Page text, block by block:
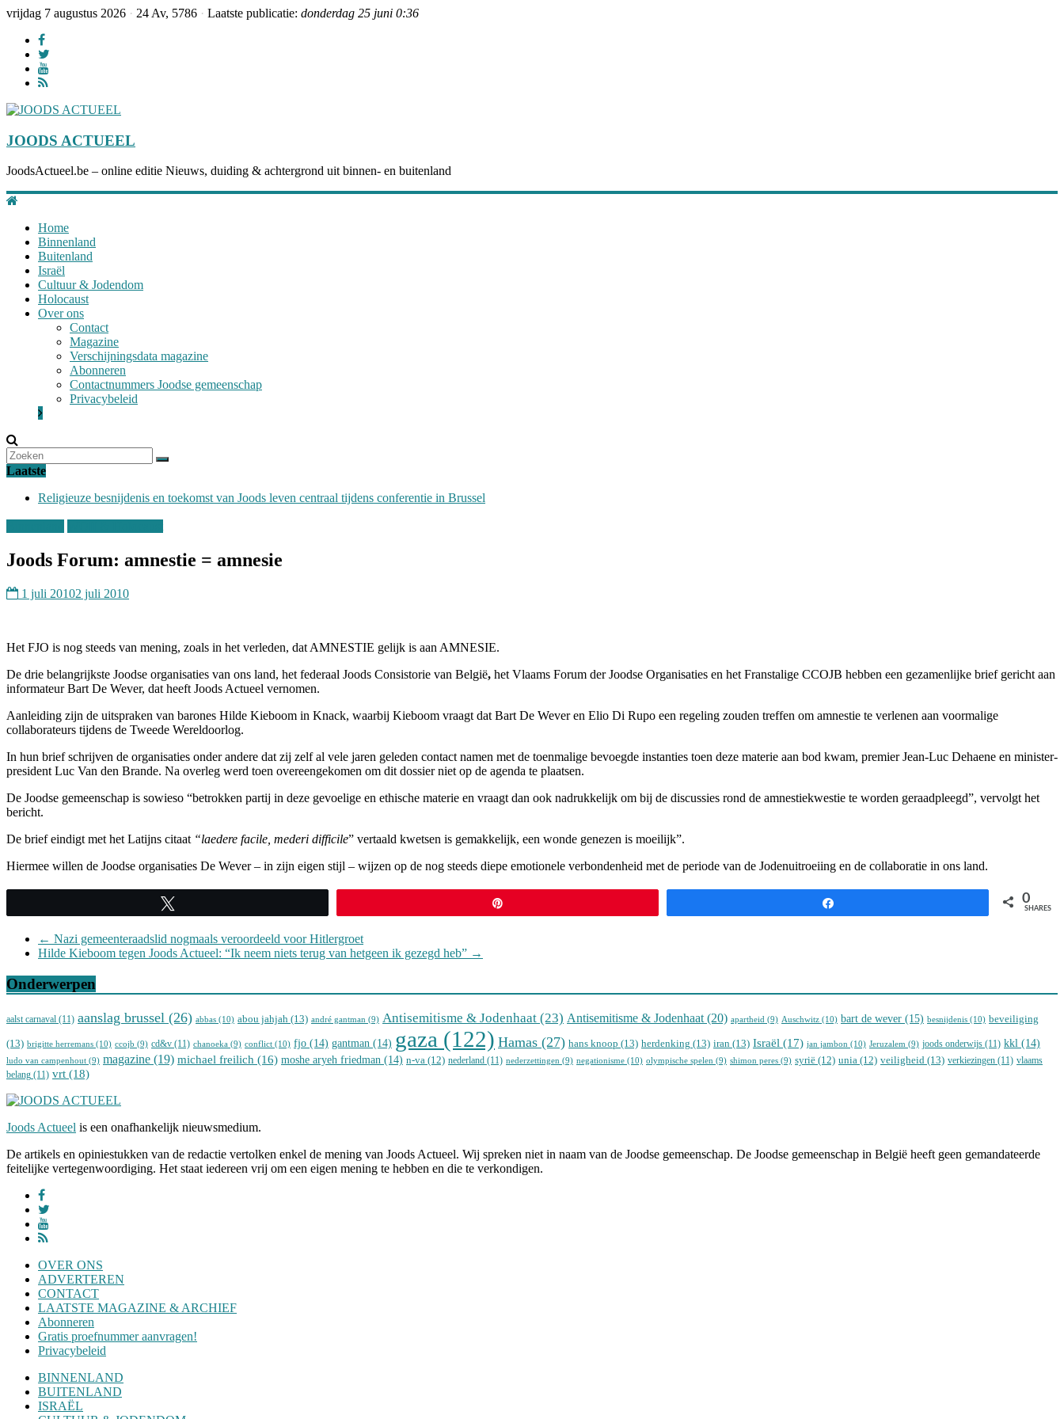
vrijdag 7 augustus 2026 · 24 Av, 5786 · Laatste publicatie: donderdag 25 juni 0:36
JOODS ACTUEEL
JoodsActueel.be – online editie Nieuws, duiding & achtergrond uit binnen- en buitenland
Home
Binnenland
Buitenland
Israël
Cultuur & Jodendom
Holocaust
Over ons
Contact
Magazine
Verschijningsdata magazine
Abonneren
Contactnummers Joodse gemeenschap
Privacybeleid
Laatste
Religieuze besnijdenis en toekomst van Joods leven centraal tijdens conferentie in Brussel
CITYTRIP | ROEMENIË – Boekarest: de verrassing van Oost-Europa
goKosher lanceert nieuwe website en samenwerking met Mishpacha voor kosher travel en simchas wereldwijd
Joods Forum: amnestie = amnesie
1 juli 20102 juli 2010
Het FJO is nog steeds van mening, zoals in het verleden, dat AMNESTIE gelijk is aan AMNESIE.
De drie belangrijkste Joodse organisaties van ons land, het federaal Joods Consistorie van België, het Vlaams Forum der Joodse Organisaties en het Franstalige CCOJB hebben een gezamenlijke brief gericht aan
informateur Bart De Wever, dat heeft Joods Actueel vernomen.
Aanleiding zijn de uitspraken van barones Hilde Kieboom in Knack, waarbij Kieboom vraagt dat Bart De Wever en Elio Di Rupo een regeling zouden treffen om amnestie te verlenen aan voormalige
collaborateurs tijdens de Tweede Wereldoorlog.
In hun brief schrijven de organisaties onder andere dat zij zelf al vele jaren geleden contact namen met de toenmalige bevoegde instanties toen deze materie aan bod kwam, premier Jean-Luc Dehaene en minister-
president Luc Van den Brande. Na overleg werd toen overeengekomen om dit dossier niet op de agenda te plaatsen.
De Joodse gemeenschap is sowieso “betrokken partij in deze gevoelige en ethische materie en vraagt dan ook nadrukkelijk om bij de discussies rond de amnestiekwestie te worden geraadpleegd”, vervolgt het
bericht.
De brief eindigt met het Latijns citaat “laedere facile, mederi difficile” vertaald kwetsen is gemakkelijk, een wonde genezen is moeilijk”.
Hiermee willen de Joodse organisaties De Wever – in zijn eigen stijl – wijzen op de nog steeds diepe emotionele verbondenheid met de periode van de Jodenuitroeiing en de collaboratie in ons land.
0
SHARES
← Nazi gemeenteraadslid nogmaals veroordeeld voor Hitlergroet
Hilde Kieboom tegen Joods Actueel: “Ik neem niets terug van hetgeen ik gezegd heb” →
Onderwerpen
aalst carnaval (11) aanslag brussel (26) abbas (10) abou jahjah (13) andré gantman (9) Antisemitisme & Jodenhaat (23) Antisemitisme & Jodenhaat (20) apartheid (9) Auschwitz (10) bart de wever (15) besnijdenis (10) beveiliging
(13) brigitte herremans (10) ccojb (9) cd&v (11) chanoeka (9) conflict (10) fjo (14) gantman (14) gaza (122) Hamas (27) hans knoop (13) herdenking (13) iran (13) Israël (17) jan jambon (10) Jeruzalem (9) joods onderwijs (11) kkl (14)
ludo van campenhout (9) magazine (19) michael freilich (16) moshe aryeh friedman (14) n-va (12) nederland (11) nederzettingen (9) negationisme (10) olympische spelen (9) shimon peres (9) syrië (12) unia (12) veiligheid (13) verkiezingen (11) vlaams
belang (11) vrt (18)
Joods Actueel is een onafhankelijk nieuwsmedium.
De artikels en opiniestukken van de redactie vertolken enkel de mening van Joods Actueel. Wij spreken niet in naam van de Joodse gemeenschap. De Joodse gemeenschap in België heeft geen gemandateerde
feitelijke vertegenwoordiging. Het staat iedereen vrij om een eigen mening te hebben en die te verkondigen.
OVER ONS
ADVERTEREN
CONTACT
LAATSTE MAGAZINE & ARCHIEF
Abonneren
Gratis proefnummer aanvragen!
Privacybeleid
BINNENLAND
BUITENLAND
ISRAËL